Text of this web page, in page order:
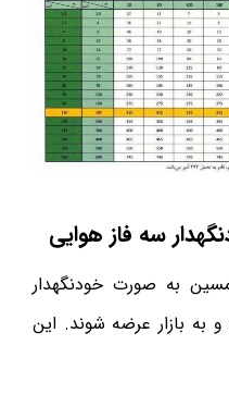
سه فاز هوایی
به صورت خودنگهدار
به بازار عرضه شوند. این